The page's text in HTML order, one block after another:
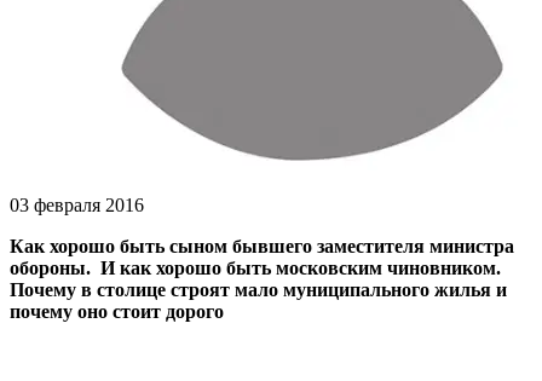
03 февраля 2016
Как хорошо быть сыном бывшего заместителя министра
обороны. И как хорошо быть московским чиновником.
Почему в столице строят мало муниципального жилья и
почему оно стоит дорого